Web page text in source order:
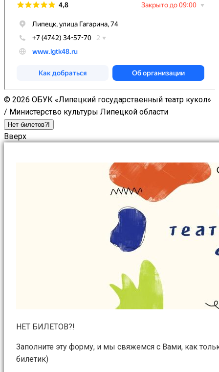
© 2026 ОБУК «Липецкий государственный театр кукол»
/ Министерство культуры Липецкой области
Нет билетов?!
Вверх
НЕТ БИЛЕТОВ?!
Заполните эту форму, и мы свяжемся с Вами, как
билетик)